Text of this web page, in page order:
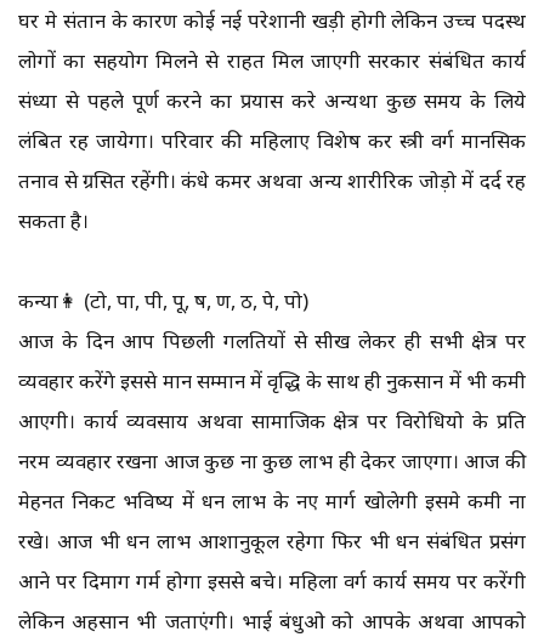
घर मे संतान के कारण कोई नई परेशानी खड़ी होगी लेकिन उच्च पदस्थ
लोगों का सहयोग मिलने से राहत मिल जाएगी सरकार संबंधित कार्य
संध्या से पहले पूर्ण करने का प्रयास करे अन्यथा कुछ समय के लिये
लंबित रह जायेगा। परिवार की महिलाए विशेष कर स्त्री वर्ग मानसिक
तनाव से ग्रसित रहेंगी। कंधे कमर अथवा अन्य शारीरिक जोड़ो में दर्द रह
सकता है।
कन्या👩 (टो, पा, पी, पू, ष, ण, ठ, पे, पो)
आज के दिन आप पिछली गलतियों से सीख लेकर ही सभी क्षेत्र पर
व्यवहार करेंगे इससे मान सम्मान में वृद्धि के साथ ही नुकसान में भी कमी
आएगी। कार्य व्यवसाय अथवा सामाजिक क्षेत्र पर विरोधियो के प्रति
नरम व्यवहार रखना आज कुछ ना कुछ लाभ ही देकर जाएगा। आज की
मेहनत निकट भविष्य में धन लाभ के नए मार्ग खोलेगी इसमे कमी ना
रखे। आज भी धन लाभ आशानुकूल रहेगा फिर भी धन संबंधित प्रसंग
आने पर दिमाग गर्म होगा इससे बचे। महिला वर्ग कार्य समय पर करेंगी
लेकिन अहसान भी जताएंगी। भाई बंधुओ को आपके अथवा आपको